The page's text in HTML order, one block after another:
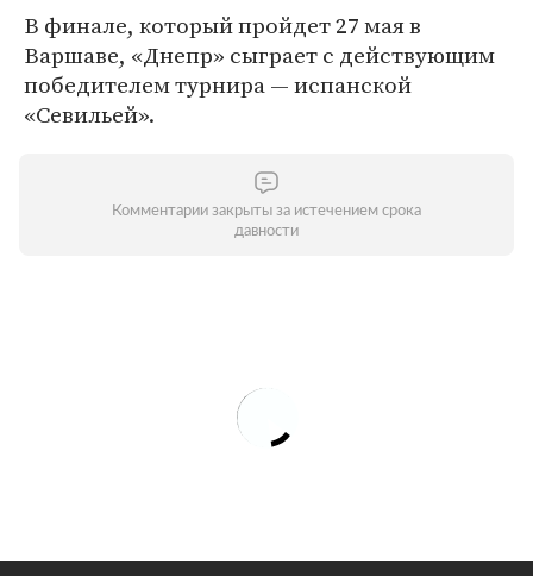
В финале, который пройдет 27 мая в
Варшаве, «Днепр» сыграет с действующим
победителем турнира — испанской
«Севильей».
Комментарии закрыты за истечением срока
давности